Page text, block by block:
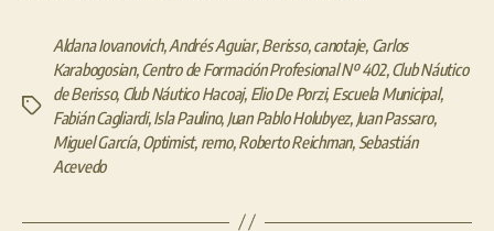
Etiquetas
Aldana Iovanovich,Andrés Aguiar,Berisso,canotaje, Carlos
Karabogosian,Centro de Formación Profesional Nº 402,Club Náutico
de Berisso, Club Náutico Hacoaj, Elio De Porzi, Escuela Municipal,
Fabián Cagliardi,Isla Paulino, Juan Pablo Holubyez, Juan Passaro,
Miguel García,Optimist, remo,Roberto Reichman, Sebastián
Acevedo